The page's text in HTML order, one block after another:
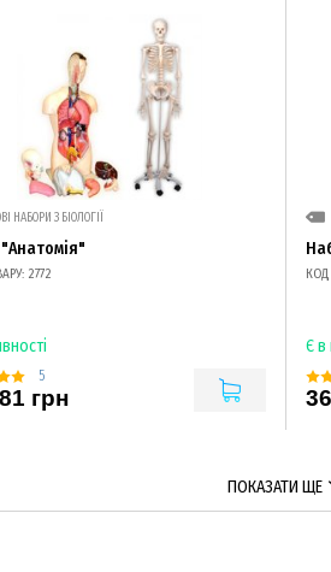
НАБОРИ З БІОЛОГІЇ
2772
5
грн
КОД
Є в
ПОКАЗАТИ ЩЕ